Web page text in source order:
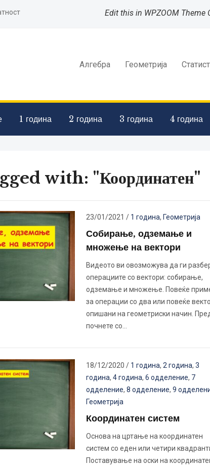
Edit this in WPZOOM Theme
Алгебра Геометрија
1 година 2 година 3 година 4 година
with: "Координатен"
23/01/2021 / 1 година, Геометрија
Собирање, одземање и
множење на вектори
Видеото ви овозможува да ги
операциите со вектори: собирање,
одземање и множење. Повеќе
за операции со два или повеќе
опишани на геометриски начин.
почнете со…
18/12/2020 / 1 година, 2 година, 3
година, 4 година, 6 одделение, 7
одделение, 8 одделение, 9
Геометрија
Координатен систем
Основа на цртање на координатен
систем со еден или четири
Поставување на оски на